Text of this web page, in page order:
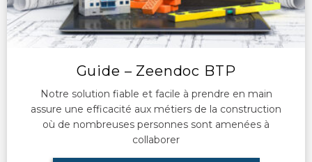
Guide – Zeendoc BTP
Notre solution fiable et facile à prendre en main
assure une efficacité aux métiers de la construction
où de nombreuses personnes sont amenées à
collaborer